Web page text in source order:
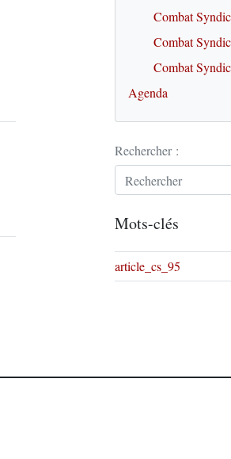
Combat
Combat
Combat
Agenda
Rechercher :
Mots-clés
article_cs_95